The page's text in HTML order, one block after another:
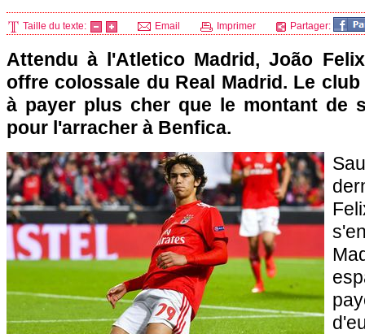
Taille du texte: Email Imprimer Partager:
Attendu à l'Atletico Madrid, João
offre colossale du Real Madrid. Le
à payer plus cher que le montant de
pour l'arracher à Benfica.